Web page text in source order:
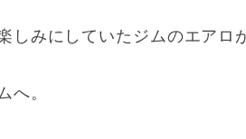
しみにしていたジムのエアロ
へ。